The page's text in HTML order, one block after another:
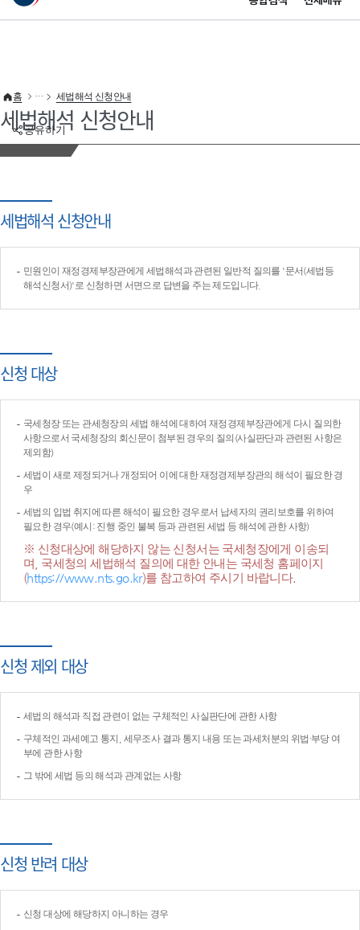
이 누리집은 대한민국 공식 전자정부 누리집입니다.
공유하기
홈 세법해석 신청안내
세법해석 신청안내
세법해석 신청안내
민원인이 재정경제부장관에게 세법해석과 관련된 일반적 질의를 '문서(세법등
해석신청서)'로 신청하면 서면으로 답변을 주는 제도입니다.
신청 대상
국세청장 또는 관세청장의 세법 해석에 대하여 재정경제부장관에게 다시 질의한
사항으로서 국세청장의 회신문이 첨부된 경우의 질의(사실판단과 관련된 사항은
제외함)
세법이 새로 제정되거나 개정되어 이에 대한 재정경제부장관의 해석이 필요한 경
우
세법의 입법 취지에 따른 해석이 필요한 경우로서 납세자의 권리보호를 위하여
필요한 경우(예시: 진행 중인 불복 등과 관련된 세법 등 해석에 관한 사항)
※ 신청대상에 해당하지 않는 신청서는 국세청장에게 이송되
며, 국세청의 세법해석 질의에 대한 안내는 국세청 홈페이지
(https://www.nts.go.kr)를 참고하여 주시기 바랍니다.
신청 제외 대상
세법의 해석과 직접 관련이 없는 구체적인 사실판단에 관한 사항
구체적인 과세예고 통지, 세무조사 결과 통지 내용 또는 과세처분의 위법·부당 여
부에 관한 사항
그 밖에 세법 등의 해석과 관계없는 사항
신청 반려 대상
신청 대상에 해당하지 아니하는 경우